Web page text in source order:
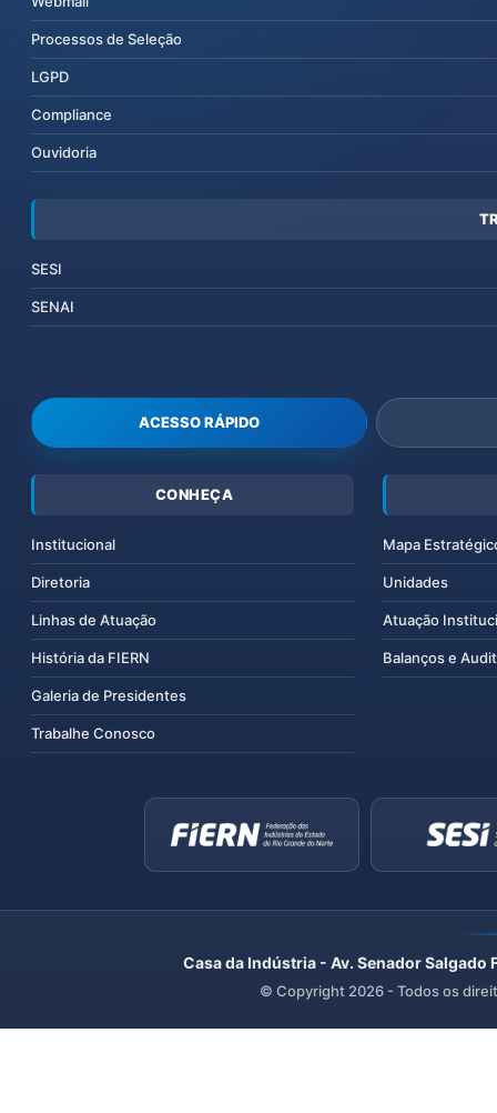
Processos de Seleção
LGPD
Compliance
Ouvidoria
SESI
SENAI
ACESSO RÁPIDO
CONHEÇA
Institucional
Diretoria
Linhas de Atuação
História da FIERN
Galeria de Presidentes
Trabalhe Conosco
Mapa
Unidades
Atuação
Balanços e
Casa da Indústria - Av. Senador
© Copyright 2026 - Todos os